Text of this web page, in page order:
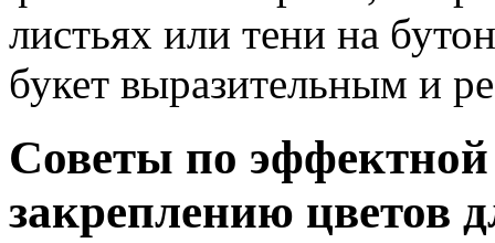
листьях или тени на
букет выразительным и
Советы по
закреплению цветов